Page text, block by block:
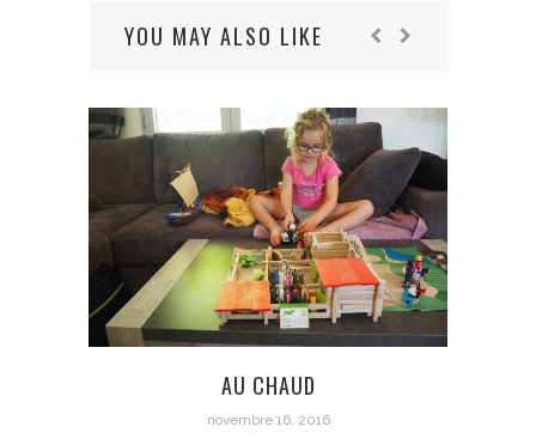
YOU MAY ALSO LIKE
AU CHAUD
novembre 16, 2016